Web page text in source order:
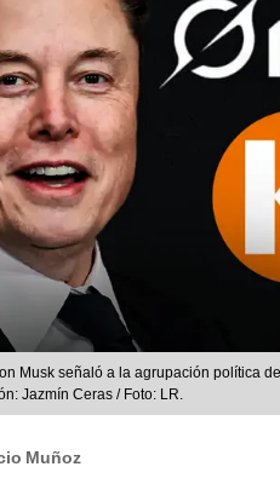
Musk señaló a la agrupación política
Jazmín Ceras / Foto: LR.
Muñoz